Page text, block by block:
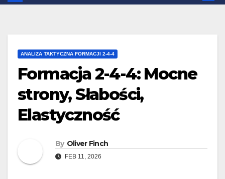
ANALIZA TAKTYCZNA FORMACJI 2-4-4
Formacja 2-4-4: Mocne
strony, Słabości,
Elastyczność
By Oliver Finch
FEB 11, 2026